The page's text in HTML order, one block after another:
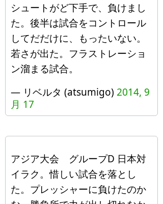
シュートがど下手で、負けまし
た。後半は試合をコントロール
してだだけに、もったいない。
若さが出た。フラストレーショ
ン溜まる試合。
— リベルタ (atsumigo) 2014, 9
月 17
アジア大会 グループD 日本対
イラク。惜しい試合を落とし
た。プレッシャーに負けたのか